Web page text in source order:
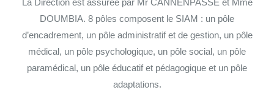
La Direction est assurée par Mr CANNENPASSE et Mme
DOUMBIA. 8 pôles composent le SIAM : un pôle
d’encadrement, un pôle administratif et de gestion, un pôle
médical, un pôle psychologique, un pôle social, un pôle
paramédical, un pôle éducatif et pédagogique et un pôle
adaptations.